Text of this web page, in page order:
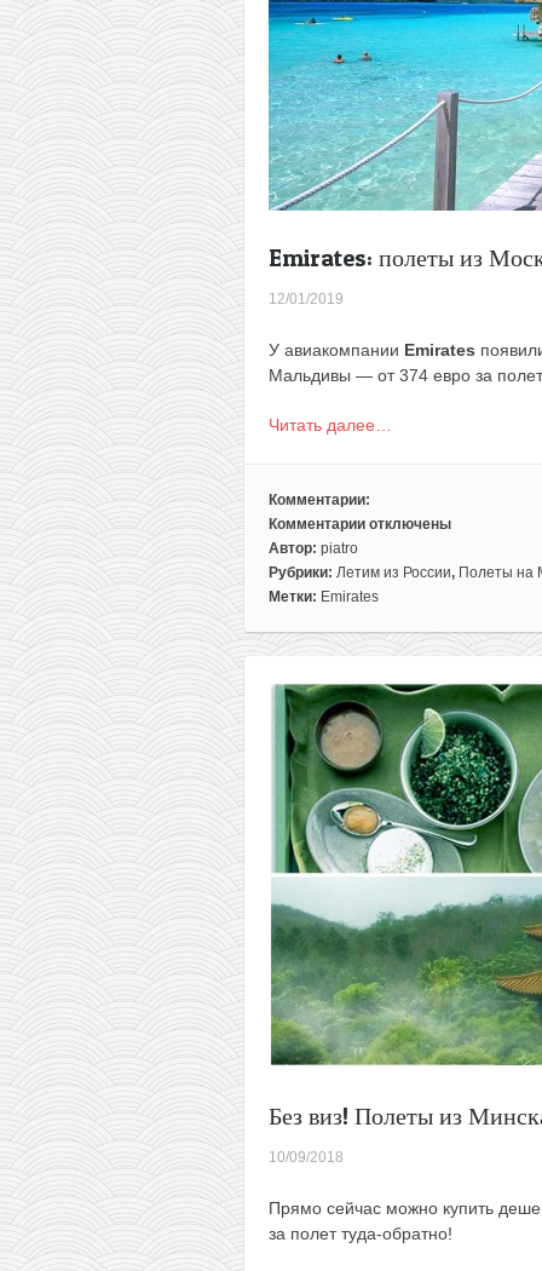
и
Африку
Emirates: полеты из
12/01/2019
У авиакомпании Emirates
Мальдивы — от 374 евро за
Читать далее…
Комментарии:
Комментарии
к
записи
Emirates:
на
Мальдивы
374€
(до
октября)
отключены
Автор: piatro
Рубрики: Летим из России, Полеты на
Метки: Emirates
Без виз! Полеты из
10/09/2018
Прямо сейчас можно купить
за полет туда-обратно!